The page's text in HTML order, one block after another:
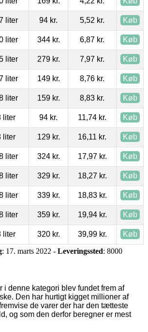
liter 94 kr. 5,52 kr. Køb
liter 344 kr. 6,87 kr. Køb
liter 279 kr. 7,97 kr. Køb
liter 149 kr. 8,76 kr. Køb
liter 159 kr. 8,83 kr. Køb
liter 94 kr. 11,74 kr. Køb
liter 129 kr. 16,11 kr. Køb
liter 324 kr. 17,97 kr. Køb
liter 329 kr. 18,27 kr. Køb
liter 339 kr. 18,83 kr. Køb
liter 359 kr. 19,94 kr. Køb
liter 320 kr. 39,99 kr. Køb
: 17. marts 2022 - Leveringssted: 8000
i denne kategori blev fundet frem af
Den har hurtigt kigget millioner af
de varer der har den tætteste
og som den derfor beregner er mest